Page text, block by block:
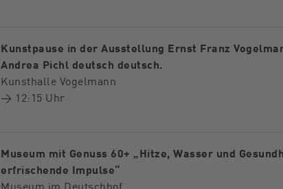
Kunstpause in der Ausstellung Ernst Franz
Andrea Pichl deutsch deutsch.
Kunsthalle Vogelmann
→ 12:15 Uhr
Museum mit Genuss 60+ „Hitze, Wasser und
erfrischende Impulse“
Museum im Deutschhof